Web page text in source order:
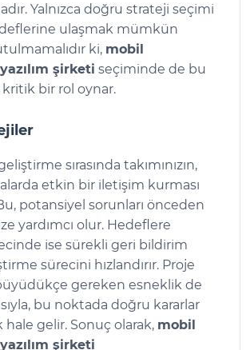
Yalnızca doğru strateji seçimi
ulaşmak mümkün
ki, mobil
şirketi seçiminde de bu
kritik bir rol oynar.
sırasında takımınızın,
etkin bir iletişim kurması
potansiyel sorunları önceden
yardımcı olur. Hedeflere
ise sürekli geri bildirim
sürecini hızlandırır. Proje
gereken esneklik de
bu noktada doğru kararlar
gelir. Sonuç olarak, mobil
şirketi